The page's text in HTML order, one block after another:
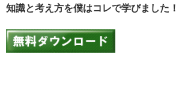
知識と考え方を僕はコレで学びました！